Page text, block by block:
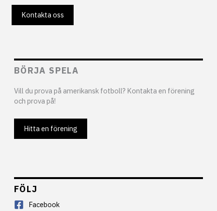
Kontakta oss
BÖRJA SPELA
Vill du prova på amerikansk fotboll? Kontakta en förening
och prova på!
Hitta en förening
FÖLJ
Facebook